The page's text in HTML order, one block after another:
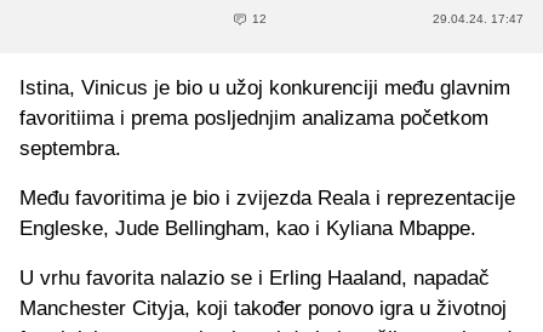
12 29.04.24. 17:47
Istina, Vinicus je bio u užoj konkurenciji među glavnim
favoritiima i prema posljednjim analizama početkom
septembra.
Među favoritima je bio i zvijezda Reala i reprezentacije
Engleske, Jude Bellingham, kao i Kyliana Mbappe.
U vrhu favorita nalazio se i Erling Haaland, napadač
Manchester Cityja, koji također ponovo igra u životnoj